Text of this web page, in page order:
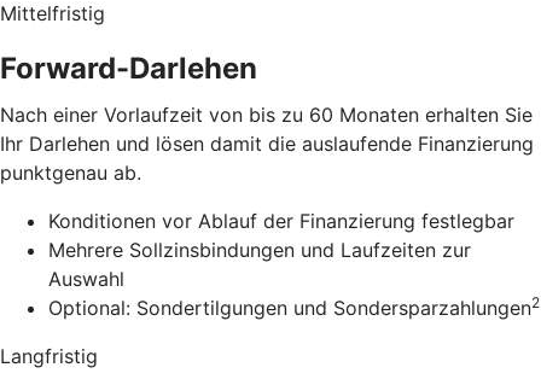
Mittelfristig
Forward-Darlehen
Nach einer Vorlaufzeit von bis zu 60 Monaten erhalten Sie
Ihr Darlehen und lösen damit die auslaufende Finanzierung
punktgenau ab.
Konditionen vor Ablauf der Finanzierung festlegbar
Mehrere Sollzinsbindungen und Laufzeiten zur
Auswahl
Optional: Sondertilgungen und Sondersparzahlungen2
Langfristig